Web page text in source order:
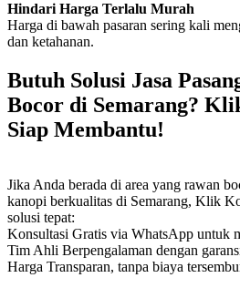
Hindari Harga Terlalu Murah
Harga di bawah pasaran sering kali
dan ketahanan.
Butuh Solusi Jasa
Bocor di Semarang?
Siap Membantu!
Jika Anda berada di area yang rawan
kanopi berkualitas di Semarang, Klik
solusi tepat:
Konsultasi Gratis via WhatsApp untuk
Tim Ahli Berpengalaman dengan
Harga Transparan, tanpa biaya